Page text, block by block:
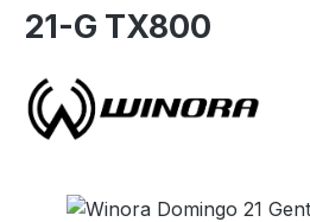
21-G TX800
Bildergalerie überspringen